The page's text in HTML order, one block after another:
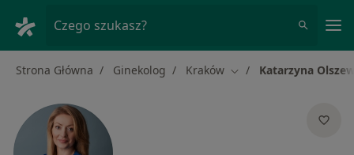
Czego szukasz?
Strona Główna Ginekolog Kraków Zmień miasto
Katarzyna